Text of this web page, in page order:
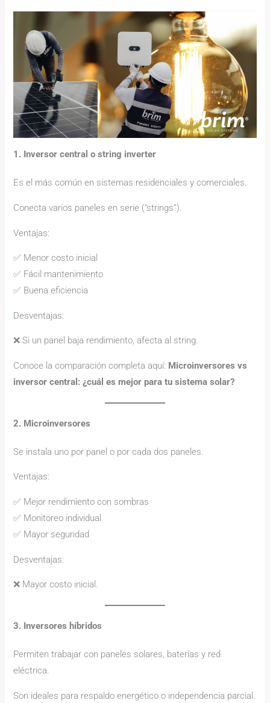
1. Inversor central o string inverter
Es el más común en sistemas residenciales y comerciales.
Conecta varios paneles en serie (“strings”).
Ventajas:
✅ Menor costo inicial
✅ Fácil mantenimiento
✅ Buena eficiencia
Desventajas:
❌ Si un panel baja rendimiento, afecta al string.
Conoce la comparación completa aquí: Microinversores vs
inversor central: ¿cuál es mejor para tu sistema solar?
2. Microinversores
Se instala uno por panel o por cada dos paneles.
Ventajas:
✅ Mejor rendimiento con sombras
✅ Monitoreo individual
✅ Mayor seguridad
Desventajas:
❌ Mayor costo inicial.
3. Inversores híbridos
Permiten trabajar con paneles solares, baterías y red
eléctrica.
Son ideales para respaldo energético o independencia parcial.